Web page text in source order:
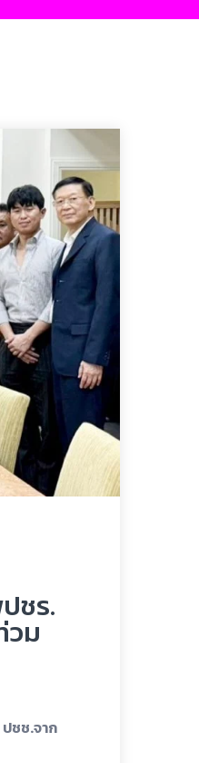
ชร.
วม
ชช.จาก